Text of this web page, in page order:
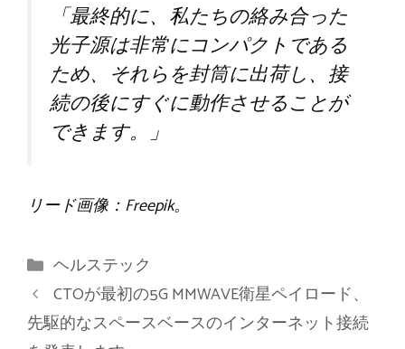
「最終的に、私たちの絡み合った
光子源は非常にコンパクトである
ため、それらを封筒に出荷し、接
続の後にすぐに動作させることが
できます。」
リード画像：Freepik。
カ
テ
ゴ
リ
ヘルステック
CTOが最初の5G MMWAVE衛星ペイロード、
先駆的なスペースベースのインターネット接続